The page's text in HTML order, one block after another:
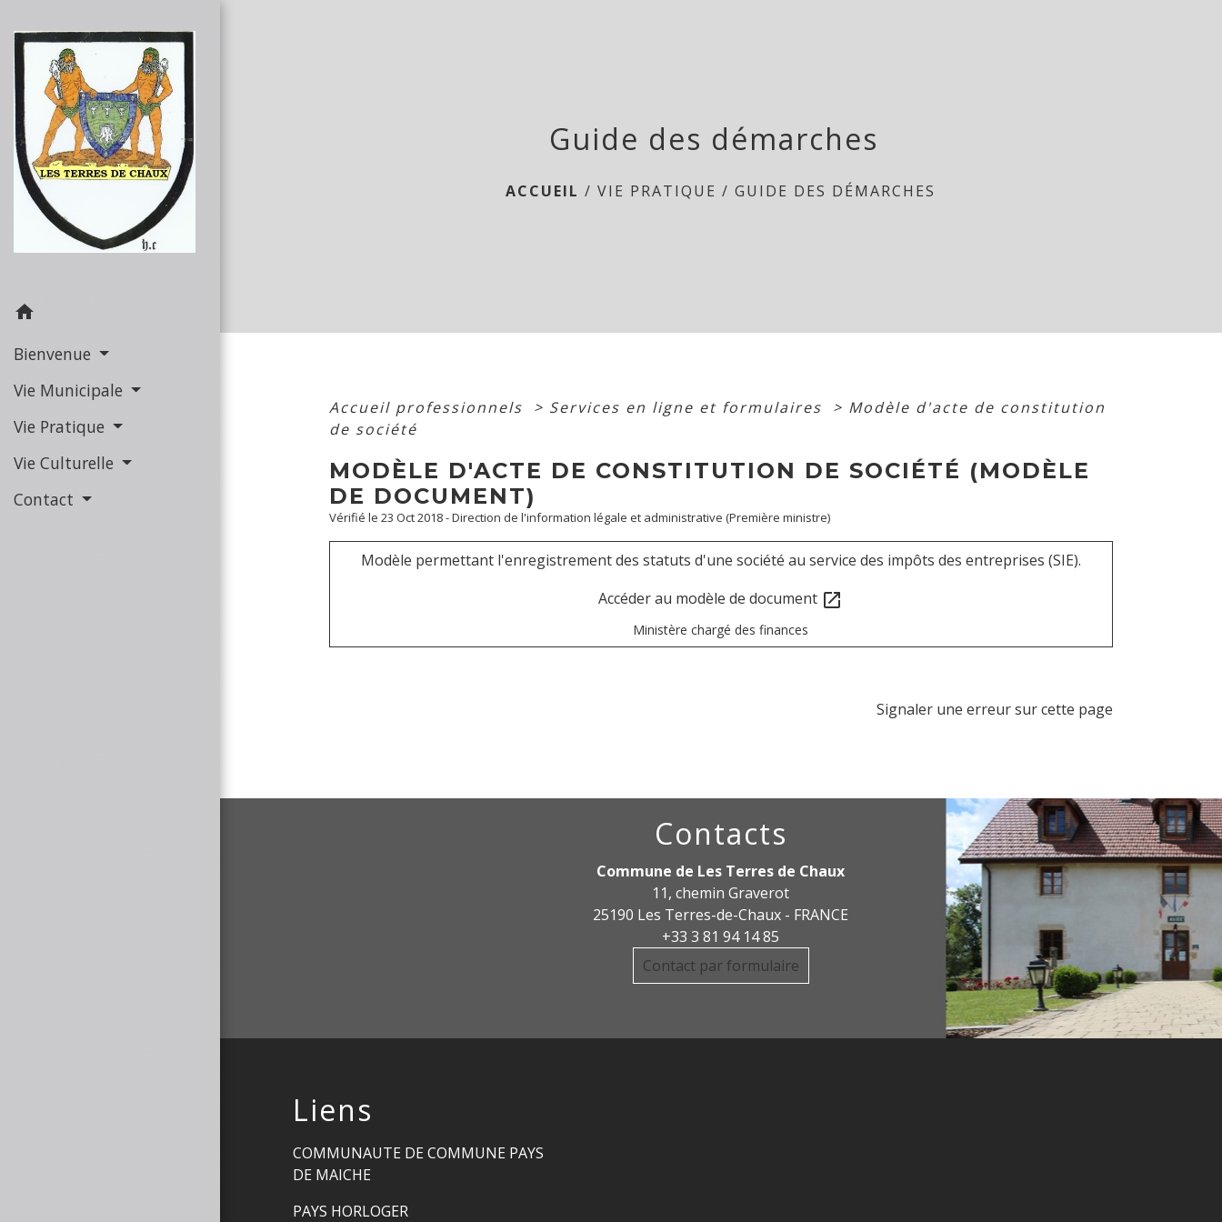
home
Bienvenue
Vie Municipale
Vie Pratique
Vie Culturelle
Contact
Guide des démarches
ACCUEIL /VIE PRATIQUE /GUIDE DES DÉMARCHES
Accueil professionnels > Services en ligne et formulaires > Modèle d'acte de constitution
de société
MODÈLE D'ACTE DE CONSTITUTION DE SOCIÉTÉ (MODÈLE
DE DOCUMENT)
Vérifié le 23 Oct 2018 - Direction de l'information légale et administrative (Première ministre)
Modèle permettant l'enregistrement des statuts d'une société au service des impôts des entreprises (SIE).
Accéder au modèle de document open_in_new
Ministère chargé des finances
Signaler une erreur sur cette page
Contacts
Commune de Les Terres de Chaux
11, chemin Graverot
25190 Les Terres-de-Chaux - FRANCE
+33 3 81 94 14 85
Contact par formulaire
Liens
COMMUNAUTE DE COMMUNE PAYS
DE MAICHE
PAYS HORLOGER